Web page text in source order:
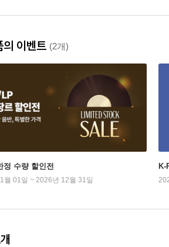
의 이벤트 (2개)
정 수량 할인전
월 01일 ~ 2026년 12월 31일
K-